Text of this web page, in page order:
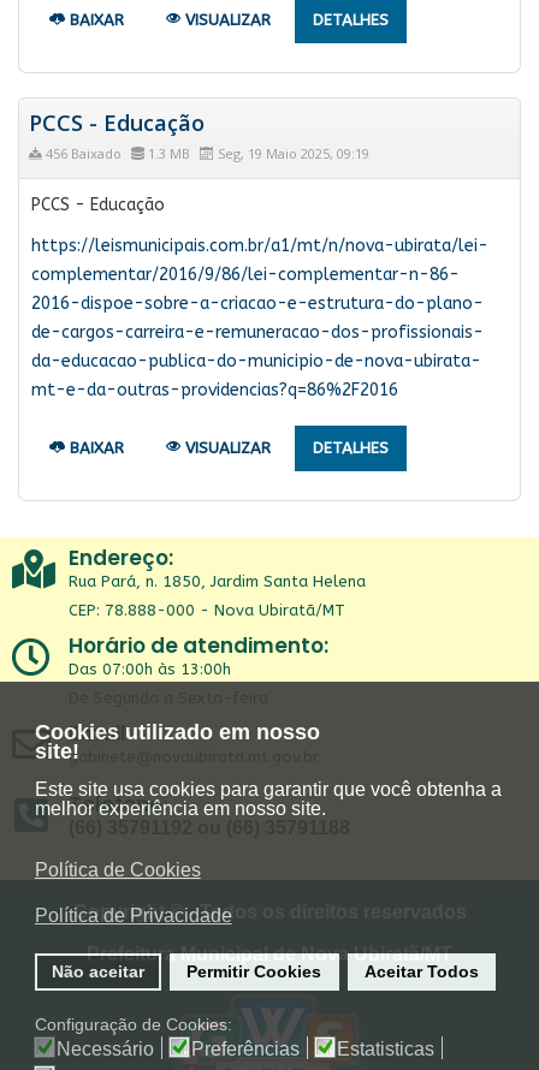
Cookies utilizado em nosso
site!
Este site usa cookies para garantir que você obtenha a
melhor experiência em nosso site.
Política de Cookies
Política de Privacidade
Não aceitar Permitir Cookies Aceitar Todos
Configuração de Cookies:
Necessário Preferências
Estatisticas
BAIXAR VISUALIZAR DETALHES
PCCS - Educação
456 Baixado 1.3 MB Seg, 19 Maio 2025, 09:19
PCCS - Educação
https://leismunicipais.com.br/a1/mt/n/nova-ubirata/lei-
complementar/2016/9/86/lei-complementar-n-86-
2016-dispoe-sobre-a-criacao-e-estrutura-do-plano-
de-cargos-carreira-e-remuneracao-dos-profissionais-
da-educacao-publica-do-municipio-de-nova-ubirata-
mt-e-da-outras-providencias?q=86%2F2016
BAIXAR VISUALIZAR DETALHES
Endereço:
Rua Pará, n. 1850, Jardim Santa Helena
CEP: 78.888-000 - Nova Ubiratã/MT
Horário de atendimento:
Das 07:00h às 13:00h
De Segunda a Sexta-feira
Email:
gabinete@novaubirata.mt.gov.br
Telefone:
(66) 35791192 ou (66) 35791188
Copyright © - Todos os direitos reservados
Prefeitura Municipal de Nova Ubiratã/MT